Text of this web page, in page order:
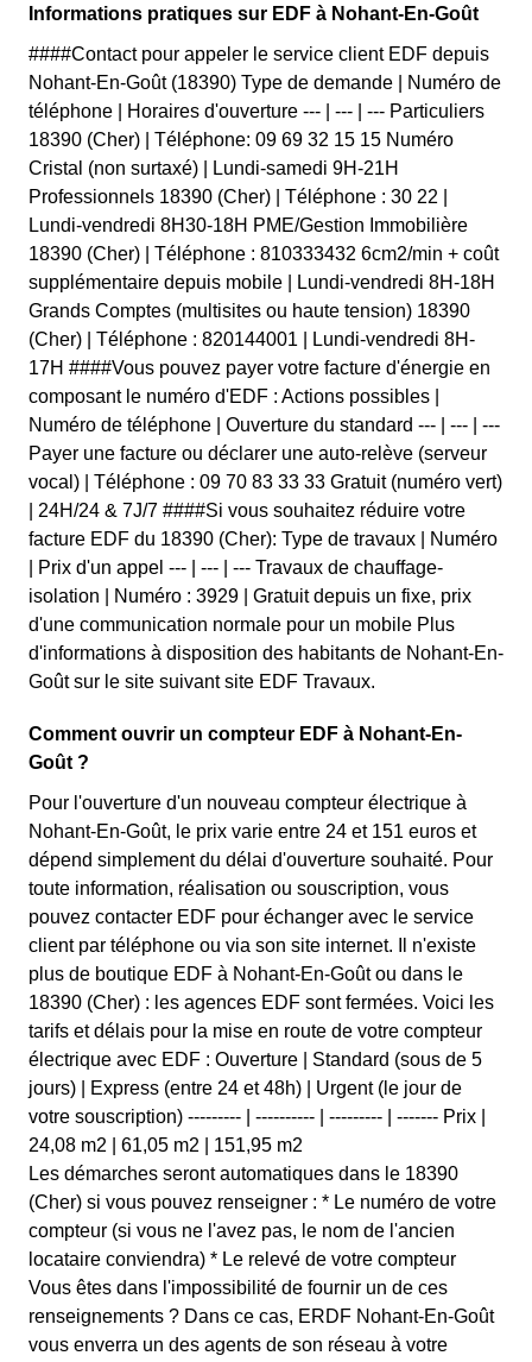
Informations pratiques sur EDF à Nohant-En-Goût
####Contact pour appeler le service client EDF depuis
Nohant-En-Goût (18390) Type de demande | Numéro de
téléphone | Horaires d'ouverture --- | --- | --- Particuliers
18390 (Cher) | Téléphone: 09 69 32 15 15 Numéro
Cristal (non surtaxé) | Lundi-samedi 9H-21H
Professionnels 18390 (Cher) | Téléphone : 30 22 |
Lundi-vendredi 8H30-18H PME/Gestion Immobilière
18390 (Cher) | Téléphone : 810333432 6cm2/min + coût
supplémentaire depuis mobile | Lundi-vendredi 8H-18H
Grands Comptes (multisites ou haute tension) 18390
(Cher) | Téléphone : 820144001 | Lundi-vendredi 8H-
17H ####Vous pouvez payer votre facture d'énergie en
composant le numéro d'EDF : Actions possibles |
Numéro de téléphone | Ouverture du standard --- | --- | ---
Payer une facture ou déclarer une auto-relève (serveur
vocal) | Téléphone : 09 70 83 33 33 Gratuit (numéro vert)
| 24H/24 & 7J/7 ####Si vous souhaitez réduire votre
facture EDF du 18390 (Cher): Type de travaux | Numéro
| Prix d'un appel --- | --- | --- Travaux de chauffage-
isolation | Numéro : 3929 | Gratuit depuis un fixe, prix
d'une communication normale pour un mobile Plus
d'informations à disposition des habitants de Nohant-En-
Goût sur le site suivant site EDF Travaux.
Comment ouvrir un compteur EDF à Nohant-En-
Goût ?
Pour l'ouverture d'un nouveau compteur électrique à
Nohant-En-Goût, le prix varie entre 24 et 151 euros et
dépend simplement du délai d'ouverture souhaité. Pour
toute information, réalisation ou souscription, vous
pouvez contacter EDF pour échanger avec le service
client par téléphone ou via son site internet. Il n'existe
plus de boutique EDF à Nohant-En-Goût ou dans le
18390 (Cher) : les agences EDF sont fermées. Voici les
tarifs et délais pour la mise en route de votre compteur
électrique avec EDF : Ouverture | Standard (sous de 5
jours) | Express (entre 24 et 48h) | Urgent (le jour de
votre souscription) --------- | ---------- | --------- | ------- Prix |
24,08 m2 | 61,05 m2 | 151,95 m2
Les démarches seront automatiques dans le 18390
(Cher) si vous pouvez renseigner : * Le numéro de votre
compteur (si vous ne l'avez pas, le nom de l'ancien
locataire conviendra) * Le relevé de votre compteur
Vous êtes dans l'impossibilité de fournir un de ces
renseignements ? Dans ce cas, ERDF Nohant-En-Goût
vous enverra un des agents de son réseau à votre